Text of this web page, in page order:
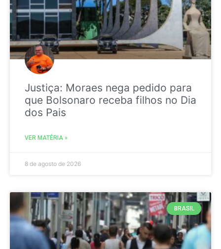
Justiça: Moraes nega pedido para
que Bolsonaro receba filhos no Dia
dos Pais
VER MATÉRIA »
8 de agosto de 2026
BRASIL